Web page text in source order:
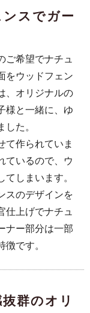
スでガー
ご希望でナチュ
をウッドフェン
、オリジナルの
様と一緒に、ゆ
た。
て作られていま
ているので、ウ
しまいます。
スのデザインを
仕上げでナチュ
ナー部分は一部
です。
群のオリ